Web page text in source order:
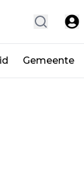
Gemeente